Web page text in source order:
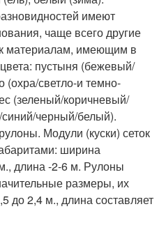
имеют
чаще всего другие
материалам, имеющим в
пустыня (бежевый/
(охра/светло-и темно-
(зеленый/коричневый/
черный/белый).
Модули (куски) сеток
ширина
длина -2-6 м. Рулоны
размеры, их
до 2,4 м., длина составляет